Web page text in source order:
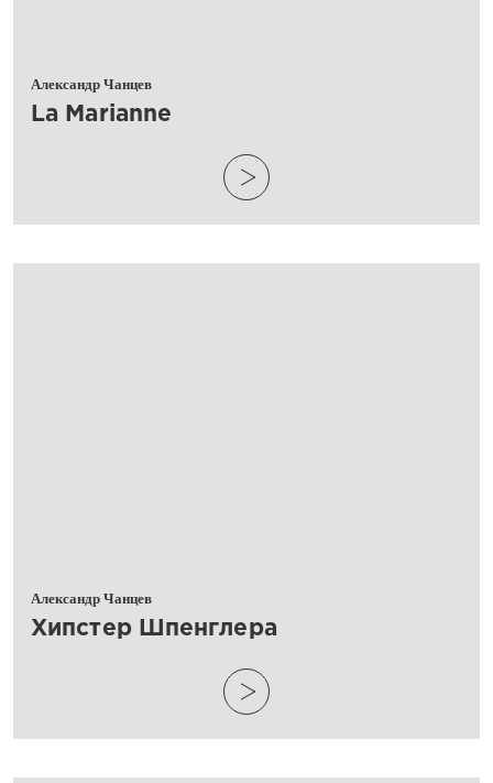
Александр Чанцев
​La Marianne
Александр Чанцев
​Хипстер Шпенглера